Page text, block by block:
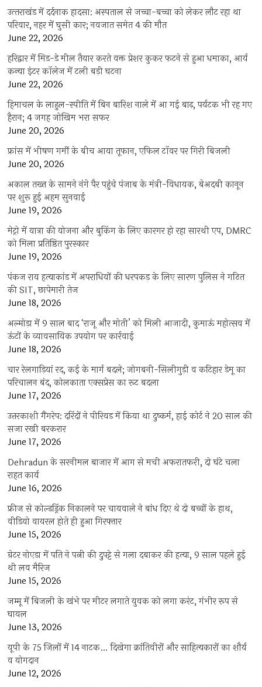
उत्‍तराखंड में दर्दनाक हादसा: अस्पताल से जच्चा-बच्चा को लेकर लौट रहा था
परिवार, नहर में घुसी कार; नवजात समेत 4 की मौत
June 22, 2026
हरिद्वार में मिड-डे मील तैयार करते वक्त प्रेशर कुकर फटने से हुआ धमाका, आर्य
कन्या इंटर कॉलेज में टली बड़ी घटना
June 22, 2026
हिमाचल के लाहुल-स्पीति में बिन बारिश नाले में आ गई बाढ़, पर्यटक भी रह गए
हैरान; 4 जगह जोखिम भरा सफर
June 20, 2026
फ्रांस में भीषण गर्मी के बीच आया तूफान, एफिल टॉवर पर गिरी बिजली
June 20, 2026
अकाल तख्त के सामने नंगे पैर पहुंचे पंजाब के मंत्री-विधायक, बेअदबी कानून
पर शुरू हुई अहम सुनवाई
June 19, 2026
मेट्रो में यात्रा की योजना और बुकिंग के लिए कारगर हो रहा सारथी एप, DMRC
को मिला प्रतिष्ठित पुरस्कार
June 19, 2026
पंकज राय हत्याकांड में अपराधियों की धरपकड़ के लिए सारण पुलिस ने गठित
की SIT, छापेमारी तेज
June 18, 2026
अल्मोड़ा में 9 साल बाद ‘राजू और मोती’ को मिली आजादी, कुमाऊं महोत्सव में
ऊंटों के व्यावसायिक उपयोग पर कार्रवाई
June 18, 2026
चार रेलगाड़ियां रद, कई के मार्ग बदले; जोगबनी-सिलीगुड़ी व कटिहार डेमू का
परिचालन बंद, कोलकाता एक्सप्रेस का रूट बदला
June 17, 2026
उत्तरकाशी गैंगरेप: दरिंदों ने पीरियड में किया था दुष्कर्म, हाई कोर्ट ने 20 साल की
सजा रखी बरकरार
June 17, 2026
Dehradun के सरनीमल बाजार में आग से मची अफरातफरी, दो घंटे चला
राहत कार्य
June 16, 2026
फ्रीज से कोल्डड्रिंक निकालने पर चायवाले ने बांध दिए थे दो बच्चों के हाथ,
वीडियो वायरल होते ही हुआ गिरफ्तार
June 15, 2026
ग्रेटर नोएडा में पति ने पत्नी की दुपट्टे से गला दबाकर की हत्या, 9 साल पहले हुई
थी लव मैरिज
June 15, 2026
जम्मू में बिजली के खंभे पर मीटर लगाते युवक को लगा करंट, गंभीर रूप से
घायल
June 13, 2026
यूपी के 75 जिलों में 14 नाटक… दिखेगा क्रांतिवीरों और साहित्यकारों का शौर्य
व योगदान
June 12, 2026